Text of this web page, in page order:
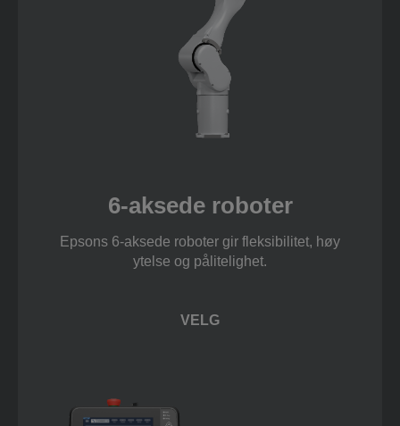
6-aksede roboter
Epsons 6-aksede roboter gir fleksibilitet, høy
ytelse og pålitelighet.
VELG